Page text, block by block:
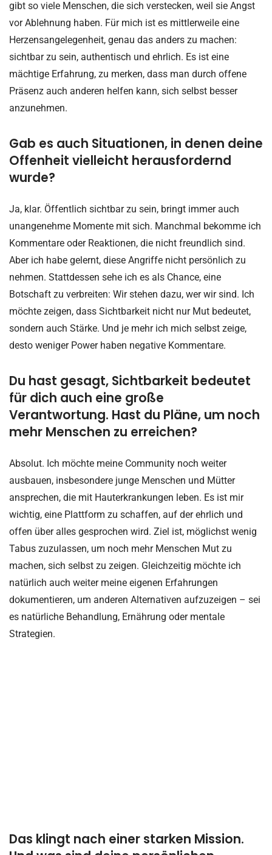
gibt so viele Menschen, die sich verstecken, weil sie Angst
vor Ablehnung haben. Für mich ist es mittlerweile eine
Herzensangelegenheit, genau das anders zu machen:
sichtbar zu sein, authentisch und ehrlich. Es ist eine
mächtige Erfahrung, zu merken, dass man durch offene
Präsenz auch anderen helfen kann, sich selbst besser
anzunehmen.
Gab es auch Situationen, in denen deine
Offenheit vielleicht herausfordernd
wurde?
Ja, klar. Öffentlich sichtbar zu sein, bringt immer auch
unangenehme Momente mit sich. Manchmal bekomme ich
Kommentare oder Reaktionen, die nicht freundlich sind.
Aber ich habe gelernt, diese Angriffe nicht persönlich zu
nehmen. Stattdessen sehe ich es als Chance, eine
Botschaft zu verbreiten: Wir stehen dazu, wer wir sind. Ich
möchte zeigen, dass Sichtbarkeit nicht nur Mut bedeutet,
sondern auch Stärke. Und je mehr ich mich selbst zeige,
desto weniger Power haben negative Kommentare.
Du hast gesagt, Sichtbarkeit bedeutet
für dich auch eine große
Verantwortung. Hast du Pläne, um noch
mehr Menschen zu erreichen?
Absolut. Ich möchte meine Community noch weiter
ausbauen, insbesondere junge Menschen und Mütter
ansprechen, die mit Hauterkrankungen leben. Es ist mir
wichtig, eine Plattform zu schaffen, auf der ehrlich und
offen über alles gesprochen wird. Ziel ist, möglichst wenig
Tabus zuzulassen, um noch mehr Menschen Mut zu
machen, sich selbst zu zeigen. Gleichzeitig möchte ich
natürlich auch weiter meine eigenen Erfahrungen
dokumentieren, um anderen Alternativen aufzuzeigen – sei
es natürliche Behandlung, Ernährung oder mentale
Strategien.
Das klingt nach einer starken Mission.